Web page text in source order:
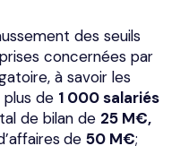
des seuils
concernées par
à savoir les
de 1 000 salariés
de bilan de 25 M€,
de 50 M€;